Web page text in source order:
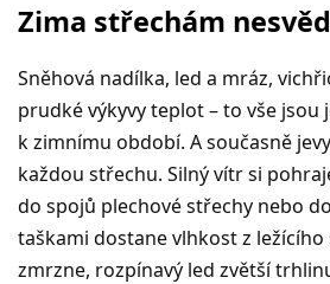
Zima střechám
Sněhová nadílka, led a mráz,
prudké výkyvy teplot – to vše jsou
k zimnímu období. A současně
každou střechu. Silný vítr si
do spojů plechové střechy nebo
taškami dostane vlhkost z ležícího
zmrzne, rozpínavý led zvětší